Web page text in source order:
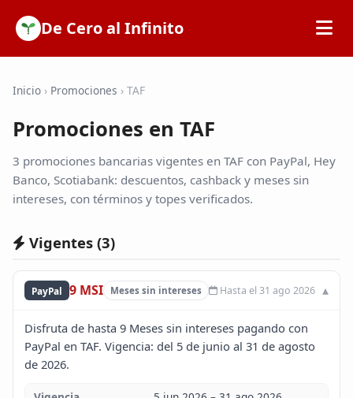
De Cero al Infinito
SOFIPOs
Bancos
Tarjetas de Crédito
Promociones
Blog
Inicio › Promociones › TAF
Promociones en TAF
3 promociones bancarias vigentes en TAF con PayPal, Hey
Banco, Scotiabank: descuentos, cashback y meses sin
intereses, con términos y topes verificados.
Vigentes (3)
PayPal 9 MSI Meses sin intereses Hasta el 31 ago 2026
Disfruta de hasta 9 Meses sin intereses pagando con
PayPal en TAF. Vigencia: del 5 de junio al 31 de agosto
de 2026.